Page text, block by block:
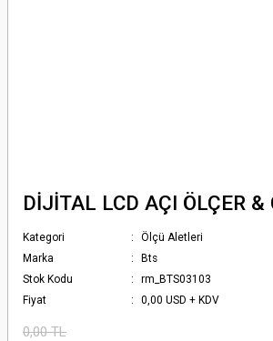
DİJİTAL LCD AÇI ÖLÇER &
Kategori
Ölçü Aletleri
Marka
Bts
Stok Kodu
rm_BTS03103
Fiyat
0,00 USD + KDV
0,00 TL